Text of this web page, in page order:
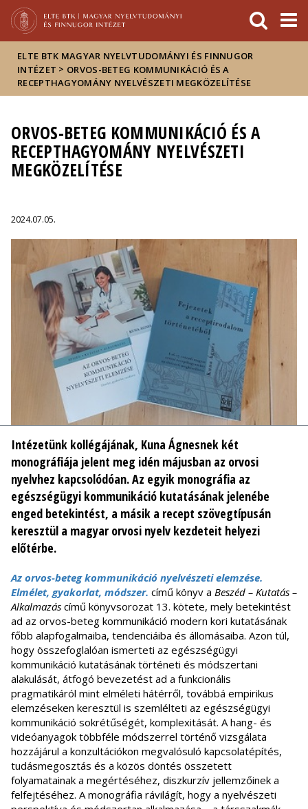
Hírek
Események
ELTE a
sajtóban
ELTE BTK MAGYAR NYELVTUDOMÁNYI ÉS FINNUGOR
INTÉZET > ORVOS-BETEG KOMMUNIKÁCIÓ ÉS A
RECEPTHAGYOMÁNY NYELVÉSZETI MEGKÖZELÍTÉSE
ORVOS-BETEG KOMMUNIKÁCIÓ ÉS A
RECEPTHAGYOMÁNY NYELVÉSZETI
MEGKÖZELÍTÉSE
2024.07.05.
Intézetünk kollégájának, Kuna Ágnesnek két
monográfiája jelent meg idén májusban az orvosi
nyelvhez kapcsolódóan. Az egyik monográfia az
egészségügyi kommunikáció kutatásának jelenébe
enged betekintést, a másik a recept szövegtípusán
keresztül a magyar orvosi nyelv kezdeteit helyezi
előtérbe.
Az orvos-beteg kommunikáció nyelvészeti elemzése.
Elmélet, gyakorlat, módszer. című könyv a Beszéd – Kutatás –
Alkalmazás című könyvsorozat 13. kötete, mely betekintést
ad az orvos-beteg kommunikáció modern kori kutatásának
főbb alapfogalmaiba, tendenciáiba és állomásaiba. Azon túl,
hogy összefoglalóan ismerteti az egészségügyi
kommunikáció kutatásának történeti és módszertani
alakulását, átfogó bevezetést ad a funkcionális
pragmatikáról mint elméleti hátérről, továbbá empirikus
elemzéseken keresztül is szemlélteti az egészségügyi
kommunikáció sokrétűségét, komplexitását. A hang- és
videóanyagok többféle módszerrel történő vizsgálata
hozzájárul a konzultációkon megvalósuló kapcsolatépítés,
tudásmegosztás és a közös döntés összetett
folyamatainak a megértéséhez, diszkurzív jellemzőinek a
felfejtéséhez. A monográfia rávilágít, hogy a nyelvészeti